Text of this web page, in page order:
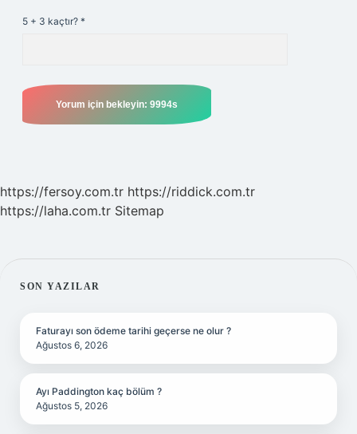
5 + 3 kaçtır? *
https://fersoy.com.tr https://riddick.com.tr
https://laha.com.tr Sitemap
SIDEBAR
SON YAZILAR
Faturayı son ödeme tarihi geçerse ne olur ?
Ağustos 6, 2026
Ayı Paddington kaç bölüm ?
Ağustos 5, 2026